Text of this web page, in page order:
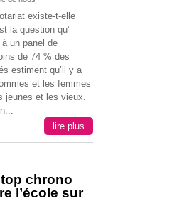
existe-t-elle
la question qu’
à un panel de
de 74 % des
estiment qu’il y a
et les femmes
jeunes et les vieux.
lire plus
chrono
l’école sur